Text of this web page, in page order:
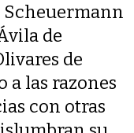
Scheuermann
de
de
a las razones
con otras